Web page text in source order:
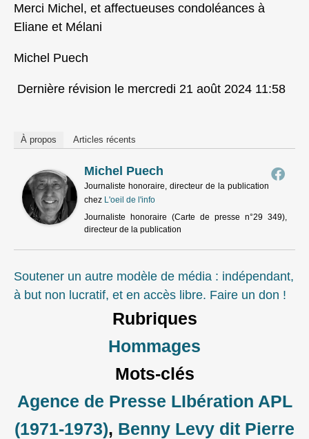
Merci Michel, et affectueuses condoléances à
Eliane et Mélani
Michel Puech
Dernière révision le mercredi 21 août 2024 11:58
À propos Articles récents
Michel Puech
Journaliste honoraire, directeur de la publication
chez L'oeil de l'info
Journaliste honoraire (Carte de presse n°29 349),
directeur de la publication
Soutener un autre modèle de média : indépendant,
à but non lucratif, et en accès libre. Faire un don !
Rubriques
Hommages
Mots-clés
Agence de Presse LIbération APL
(1971-1973), Benny Levy dit Pierre